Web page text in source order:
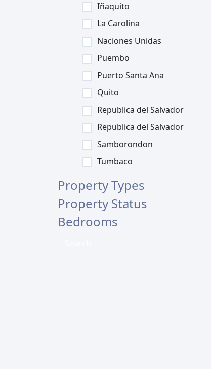
Iñaquito
La Carolina
Naciones Unidas
Puembo
Puerto Santa Ana
Quito
Republica del Salvador
Republica del Salvador
Samborondon
Tumbaco
Property Types
Property Status
Bedrooms